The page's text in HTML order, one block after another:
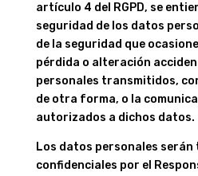
artículo 4 del RGPD, se
seguridad de los datos
de la seguridad que
pérdida o alteración
personales transmitidos,
de otra forma, o la
autorizados a dichos datos.
Los datos personales
confidenciales por el